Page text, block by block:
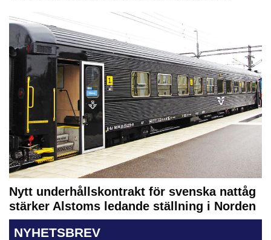
Nytt underhållskontrakt för svenska nattåg
stärker Alstoms ledande ställning i Norden
NYHETSBREV